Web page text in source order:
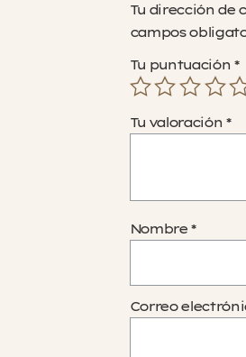
Tu dirección de
campos
Tu puntuación *
Tu valoración *
Nombre *
Correo